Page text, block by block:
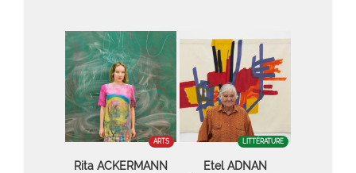
ARTS
Rita ACKERMANN
LITTÉRATURE
Etel ADNAN